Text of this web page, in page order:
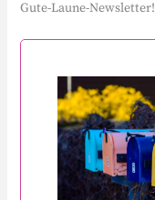
Gute-Laune-Newsletter!